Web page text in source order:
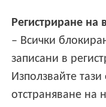
Регистриране
– Всички
записани в
Използвайте
отстраняване на